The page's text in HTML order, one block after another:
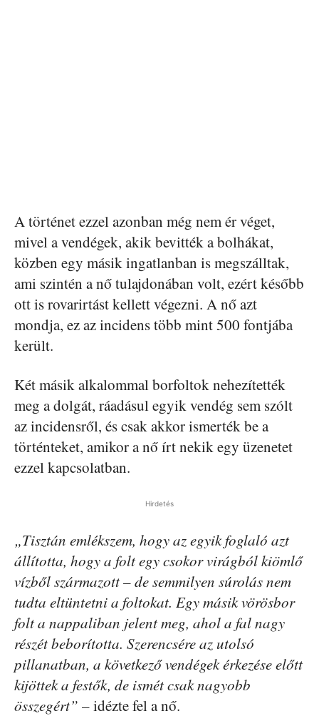
A történet ezzel azonban még nem ér véget,
mivel a vendégek, akik bevitték a bolhákat,
közben egy másik ingatlanban is megszálltak,
ami szintén a nő tulajdonában volt, ezért később
ott is rovarirtást kellett végezni. A nő azt
mondja, ez az incidens több mint 500 fontjába
került.
Két másik alkalommal borfoltok nehezítették
meg a dolgát, ráadásul egyik vendég sem szólt
az incidensről, és csak akkor ismerték be a
történteket, amikor a nő írt nekik egy üzenetet
ezzel kapcsolatban.
Hirdetés
„Tisztán emlékszem, hogy az egyik foglaló azt
állította, hogy a folt egy csokor virágból kiömlő
vízből származott – de semmilyen súrolás nem
tudta eltüntetni a foltokat. Egy másik vörösbor
folt a nappaliban jelent meg, ahol a fal nagy
részét beborította. Szerencsére az utolsó
pillanatban, a következő vendégek érkezése előtt
kijöttek a festők, de ismét csak nagyobb
összegért” – idézte fel a nő.